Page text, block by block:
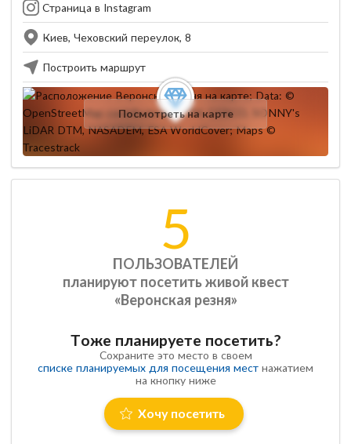
Страница в Instagram
Киев, Чеховский переулок, 8
Построить маршрут
Посмотреть на карте
5
ПОЛЬЗОВАТЕЛЕЙ
планируют посетить живой квест
«Веронская резня»
Тоже планируете посетить?
Сохраните это место в своем
списке планируемых для посещения мест нажатием
на кнопку ниже
Хочу посетить